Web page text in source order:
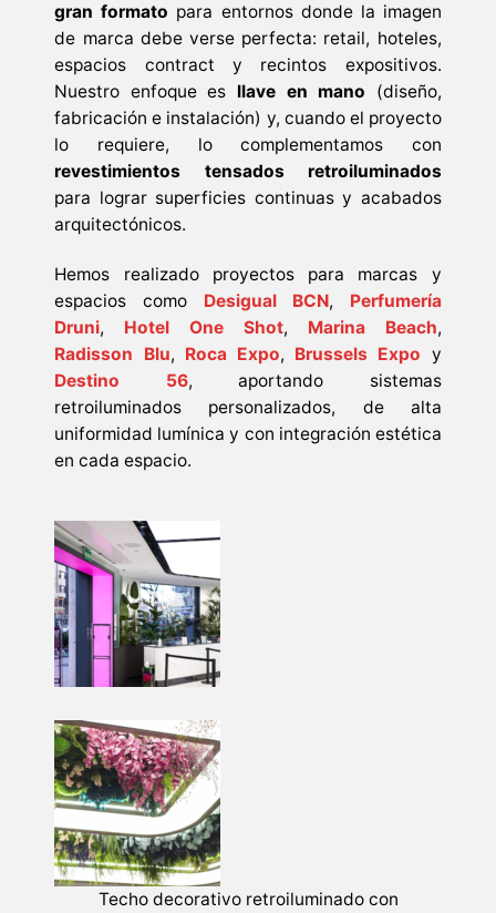
gran formato para entornos donde la imagen
de marca debe verse perfecta: retail, hoteles,
espacios contract y recintos expositivos.
Nuestro enfoque es llave en mano (diseño,
fabricación e instalación) y, cuando el proyecto
lo requiere, lo complementamos con
revestimientos tensados retroiluminados
para lograr superficies continuas y acabados
arquitectónicos.
Hemos realizado proyectos para marcas y
espacios como
Desigual BCN, Perfumería
Druni, Hotel One Shot, Marina Beach,
Radisson Blu, Roca Expo, Brussels Expo y
Destino 56, aportando sistemas
retroiluminados personalizados, de alta
uniformidad lumínica y con integración estética
en cada espacio.
Techo decorativo retroiluminado con